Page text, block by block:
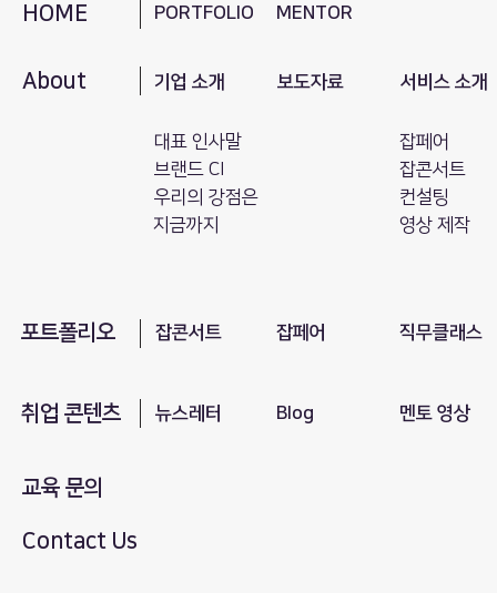
HOME PORTFOLIO MENTOR
About 기업 소개 보도자료 서비스 소개
대표 인사말
브랜드 CI
​우리의 강점은
지금까지
잡페어
잡콘서트
컨설팅
영상 제작
포트폴리오 ​잡콘서트 잡페어 직무클래스
취업 콘텐츠 뉴스레터 Blog ​멘토 영상
교육 문의
Contact Us